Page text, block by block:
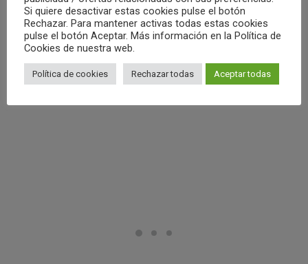
by Club Waterpolo Castelló
Si quiere desactivar estas cookies pulse el botón
Rechazar. Para mantener activas todas estas cookies
pulse el botón Aceptar. Más información en la Política de
Cookies de nuestra web.
Política de cookies Rechazar todas Aceptar todas